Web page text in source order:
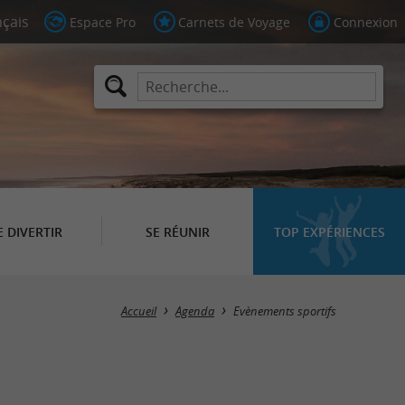
Espace Pro Carnets de Voyage Connexion
DIVERTIR SE RÉUNIR TOP EXPÉRIENCES
Masquer la carte
Accueil Agenda Evènements sportifs